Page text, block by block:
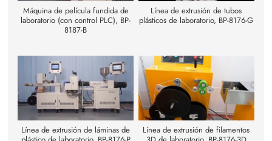
Máquina de película fundida de
laboratorio (con control PLC), BP-
8187-B
Línea de extrusión de tubos
plásticos de laboratorio, BP-8176-G
Línea de extrusión de láminas de
Línea de extrusión de filamentos